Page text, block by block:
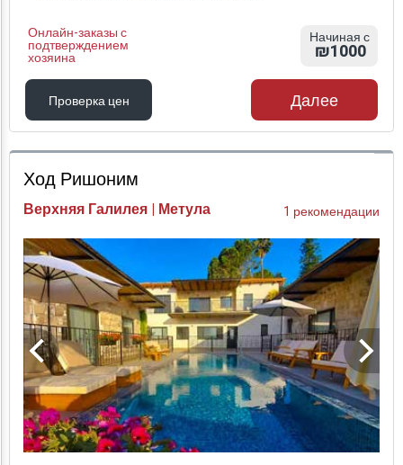
Онлайн-заказы с
подтверждением
хозяина
Начиная с
₪1000
Проверка цен
Проверка цен
Далее
Ход Ришоним
Верхняя Галилея | Метула 1 рекомендации